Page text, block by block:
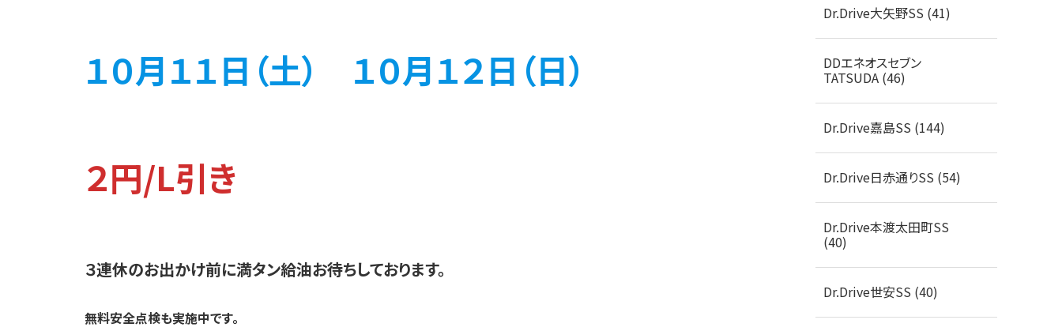
１０月１１日（土） １０月１２日（日）
２円/L引き
３連休のお出かけ前に満タン給油お待ちしております。
無料安全点検も実施中です。
Dr.Drive大矢野SS (41)
DDエネオスセブン
TATSUDA (46)
Dr.Drive嘉島SS (144)
Dr.Drive日赤通りSS (54)
Dr.Drive本渡太田町SS
(40)
Dr.Drive世安SS (40)